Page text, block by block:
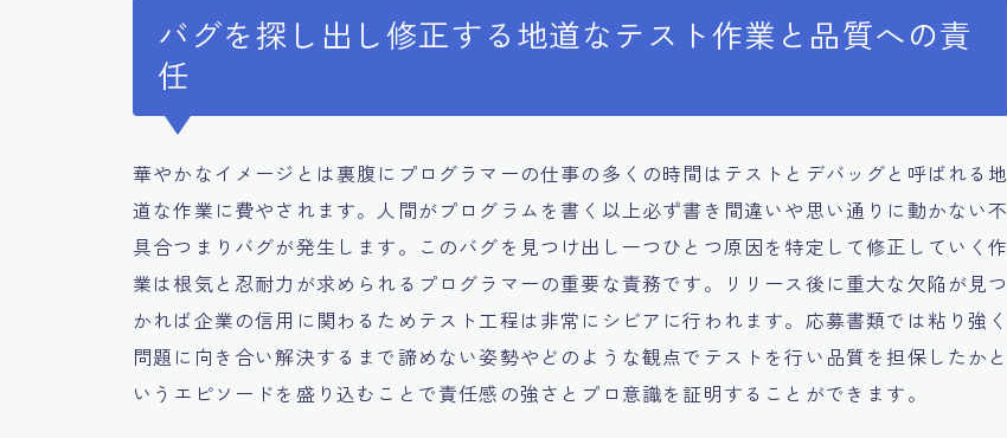
バグを探し出し修正する地道なテスト作業と品質への責
任
華やかなイメージとは裏腹にプログラマーの仕事の多くの時間はテストとデバッグと呼ばれる地
道な作業に費やされます。人間がプログラムを書く以上必ず書き間違いや思い通りに動かない不
具合つまりバグが発生します。このバグを見つけ出し一つひとつ原因を特定して修正していく作
業は根気と忍耐力が求められるプログラマーの重要な責務です。リリース後に重大な欠陥が見つ
かれば企業の信用に関わるためテスト工程は非常にシビアに行われます。応募書類では粘り強く
問題に向き合い解決するまで諦めない姿勢やどのような観点でテストを行い品質を担保したかと
いうエピソードを盛り込むことで責任感の強さとプロ意識を証明することができます。